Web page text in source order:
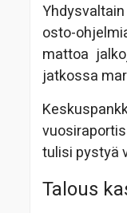
osto-
mattoa
jatkossa
tulisi pystyä
Talous